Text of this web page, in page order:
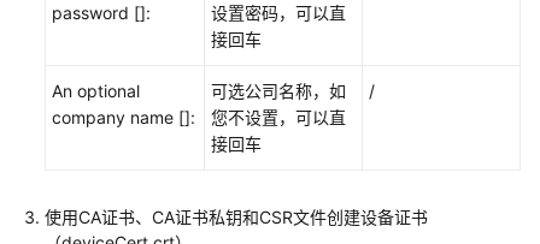
题
档
下
通
password []:
设置密码，可以直
接回车
An optional
company name []:
可选公司名称，如
您不设置，可以直
接回车
/
使用CA证书、CA证书私钥和CSR文件创建设备证书